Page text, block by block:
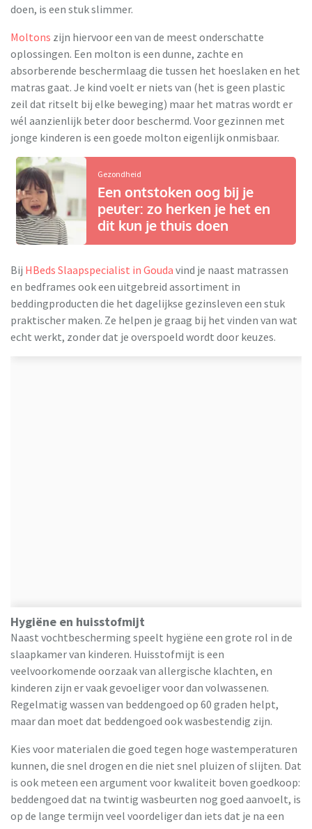
doen, is een stuk slimmer.
Moltons zijn hiervoor een van de meest onderschatte
oplossingen. Een molton is een dunne, zachte en
absorberende beschermlaag die tussen het hoeslaken en het
matras gaat. Je kind voelt er niets van (het is geen plastic
zeil dat ritselt bij elke beweging) maar het matras wordt er
wél aanzienlijk beter door beschermd. Voor gezinnen met
jonge kinderen is een goede molton eigenlijk onmisbaar.
Gezondheid
Een ontstoken oog bij je
peuter: zo herken je het en
dit kun je thuis doen
Bij HBeds Slaapspecialist in Gouda vind je naast matrassen
en bedframes ook een uitgebreid assortiment in
beddingproducten die het dagelijkse gezinsleven een stuk
praktischer maken. Ze helpen je graag bij het vinden van wat
echt werkt, zonder dat je overspoeld wordt door keuzes.
Hygiëne en huisstofmijt
Naast vochtbescherming speelt hygiëne een grote rol in de
slaapkamer van kinderen. Huisstofmijt is een
veelvoorkomende oorzaak van allergische klachten, en
kinderen zijn er vaak gevoeliger voor dan volwassenen.
Regelmatig wassen van beddengoed op 60 graden helpt,
maar dan moet dat beddengoed ook wasbestendig zijn.
Kies voor materialen die goed tegen hoge wastemperaturen
kunnen, die snel drogen en die niet snel pluizen of slijten. Dat
is ook meteen een argument voor kwaliteit boven goedkoop:
beddengoed dat na twintig wasbeurten nog goed aanvoelt, is
op de lange termijn veel voordeliger dan iets dat je na een